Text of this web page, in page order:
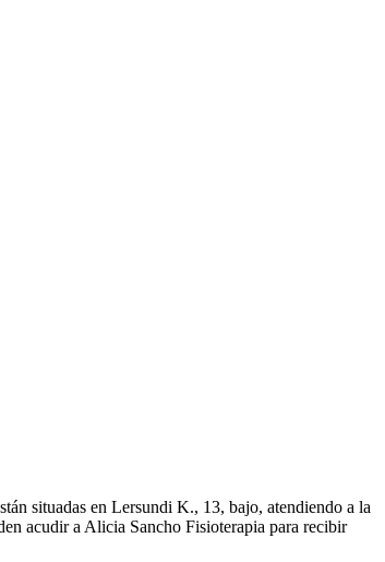
situadas en Lersundi K., 13, bajo, atendiendo a la
acudir a Alicia Sancho Fisioterapia para recibir